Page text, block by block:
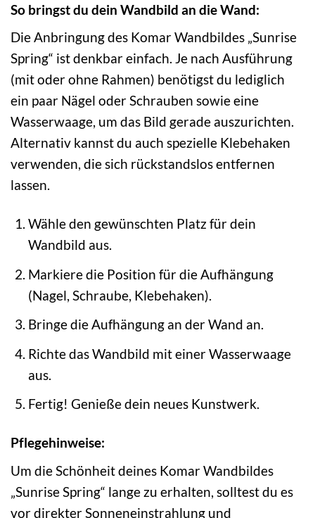
So bringst du dein Wandbild an die Wand:
Die Anbringung des Komar Wandbildes „Sunrise
Spring“ ist denkbar einfach. Je nach Ausführung
(mit oder ohne Rahmen) benötigst du lediglich
ein paar Nägel oder Schrauben sowie eine
Wasserwaage, um das Bild gerade auszurichten.
Alternativ kannst du auch spezielle Klebehaken
verwenden, die sich rückstandslos entfernen
lassen.
Wähle den gewünschten Platz für dein
Wandbild aus.
Markiere die Position für die Aufhängung
(Nagel, Schraube, Klebehaken).
Bringe die Aufhängung an der Wand an.
Richte das Wandbild mit einer Wasserwaage
aus.
Fertig! Genieße dein neues Kunstwerk.
Pflegehinweise:
Um die Schönheit deines Komar Wandbildes
„Sunrise Spring“ lange zu erhalten, solltest du es
vor direkter Sonneneinstrahlung und